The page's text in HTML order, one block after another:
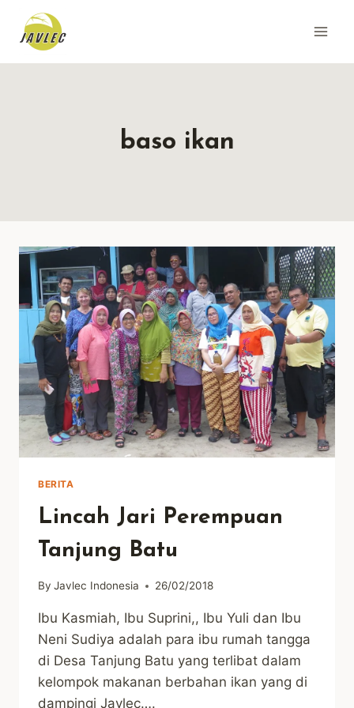
content
baso ikan
BERITA
Lincah Jari Perempuan
Tanjung Batu
By Javlec Indonesia 26/02/2018
Ibu Kasmiah, Ibu Suprini,, Ibu Yuli dan Ibu
Neni Sudiya adalah para ibu rumah tangga
di Desa Tanjung Batu yang terlibat dalam
kelompok makanan berbahan ikan yang di
dampingi Javlec….